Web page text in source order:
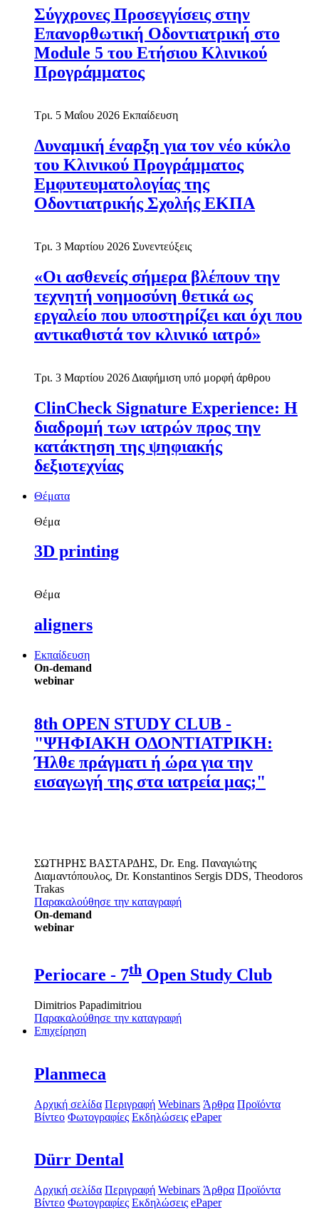
Σύγχρονες Προσεγγίσεις στην
Επανορθωτική Οδοντιατρική στο
Module 5 του Ετήσιου Κλινικού
Προγράμματος
Τρι. 5 Μαΐου 2026 Εκπαίδευση
Δυναμική έναρξη για τον νέο κύκλο
του Κλινικού Προγράμματος
Εμφυτευματολογίας της
Οδοντιατρικής Σχολής ΕΚΠΑ
Τρι. 3 Μαρτίου 2026 Συνεντεύξεις
«Οι ασθενείς σήμερα βλέπουν την
τεχνητή νοημοσύνη θετικά ως
εργαλείο που υποστηρίζει και όχι που
αντικαθιστά τον κλινικό ιατρό»
Τρι. 3 Μαρτίου 2026 Διαφήμιση υπό μορφή άρθρου
ClinCheck Signature Experience: Η
διαδρομή των ιατρών προς την
κατάκτηση της ψηφιακής
δεξιοτεχνίας
Θέματα
Θέμα
3D printing
Θέμα
aligners
Εκπαίδευση
On-demand
webinar
8th OPEN STUDY CLUB -
"ΨΗΦΙΑΚΗ ΟΔΟΝΤΙΑΤΡΙΚΗ:
Ήλθε πράγματι ή ώρα για την
εισαγωγή της στα ιατρεία μας;"
ΣΩΤΗΡΗΣ ΒΑΣΤΑΡΔΗΣ, Dr. Eng. Παναγιώτης
Διαμαντόπουλος, Dr. Konstantinos Sergis DDS, Theodoros
Trakas
Παρακαλούθησε την καταγραφή
On-demand
webinar
Periocare - 7th Open Study Club
Dimitrios Papadimitriou
Παρακαλούθησε την καταγραφή
Επιχείρηση
Planmeca
Αρχική σελίδα Περιγραφή Webinars Άρθρα Προϊόντα
Βίντεο Φωτογραφίες Εκδηλώσεις ePaper
Dürr Dental
Αρχική σελίδα Περιγραφή Webinars Άρθρα Προϊόντα
Βίντεο Φωτογραφίες Εκδηλώσεις ePaper